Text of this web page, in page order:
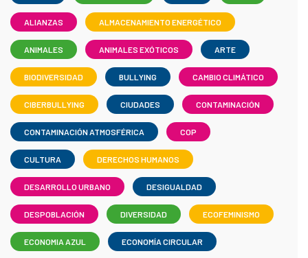
ALIANZAS ALMACENAMIENTO ENERGÉTICO
ANIMALES ANIMALES EXÓTICOS ARTE
BIODIVERSIDAD BULLYING CAMBIO CLIMÁTICO
CIBERBULLYING CIUDADES CONTAMINACIÓN
CONTAMINACIÓN ATMOSFÉRICA COP
CULTURA DERECHOS HUMANOS
DESARROLLO URBANO DESIGUALDAD
DESPOBLACIÓN DIVERSIDAD ECOFEMINISMO
ECONOMIA AZUL ECONOMÍA CIRCULAR